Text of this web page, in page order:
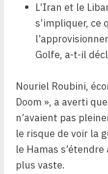
L’Iran et le
s’impliquer,
Golfe, a-t-il
Nouriel Roubini,
Doom », a averti
n’avaient pas
le risque de voir la
le Hamas
plus vaste.